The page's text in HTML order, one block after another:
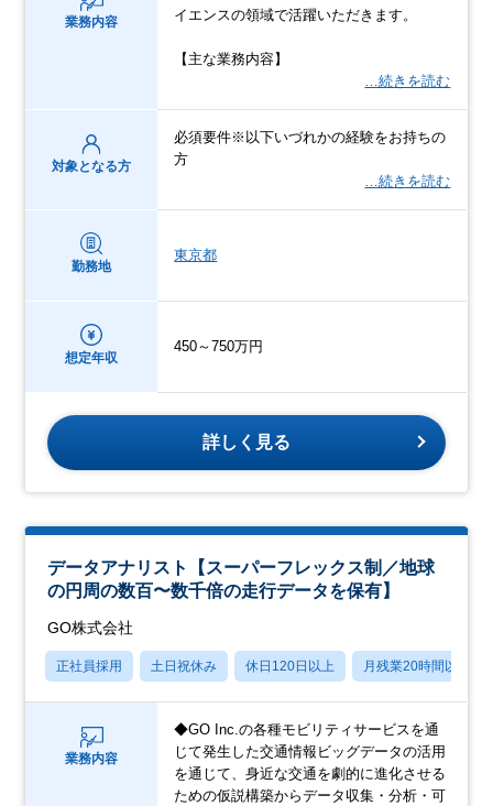
業務内容
イエンスの領域で活躍いただきます。
【主な業務内容】
…続きを読む
対象となる方
必須要件※以下いづれかの経験をお持ちの
方
…続きを読む
勤務地
東京都
想定年収
450～750万円
詳しく見る
データアナリスト【スーパーフレックス制／地球
の円周の数百〜数千倍の走行データを保有】
GO株式会社
正社員採用 土日祝休み 休日120日以上 月残業20時間以内
業務内容
◆GO Inc.の各種モビリティサービスを通
じて発生した交通情報ビッグデータの活用
を通じて、身近な交通を劇的に進化させる
ための仮説構築からデータ収集・分析・可